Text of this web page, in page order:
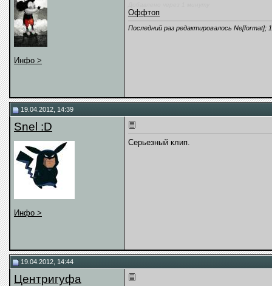
Инфо >
Оффтоп
Последний раз редактировалось Ne[format];
19.04.2012, 14:39
Snel :D
Инфо >
Серьезный клип.
19.04.2012, 14:44
Центригуфа